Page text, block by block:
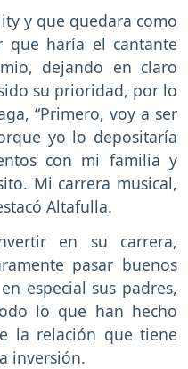
y que quedara como
que haría el cantante
dejando en claro
su prioridad, por lo
“Primero, voy a ser
yo lo depositaría
con mi familia y
Mi carrera musical,
Altafulla.
en su carrera,
pasar buenos
especial sus padres,
lo que han hecho
la relación que tiene
inversión.